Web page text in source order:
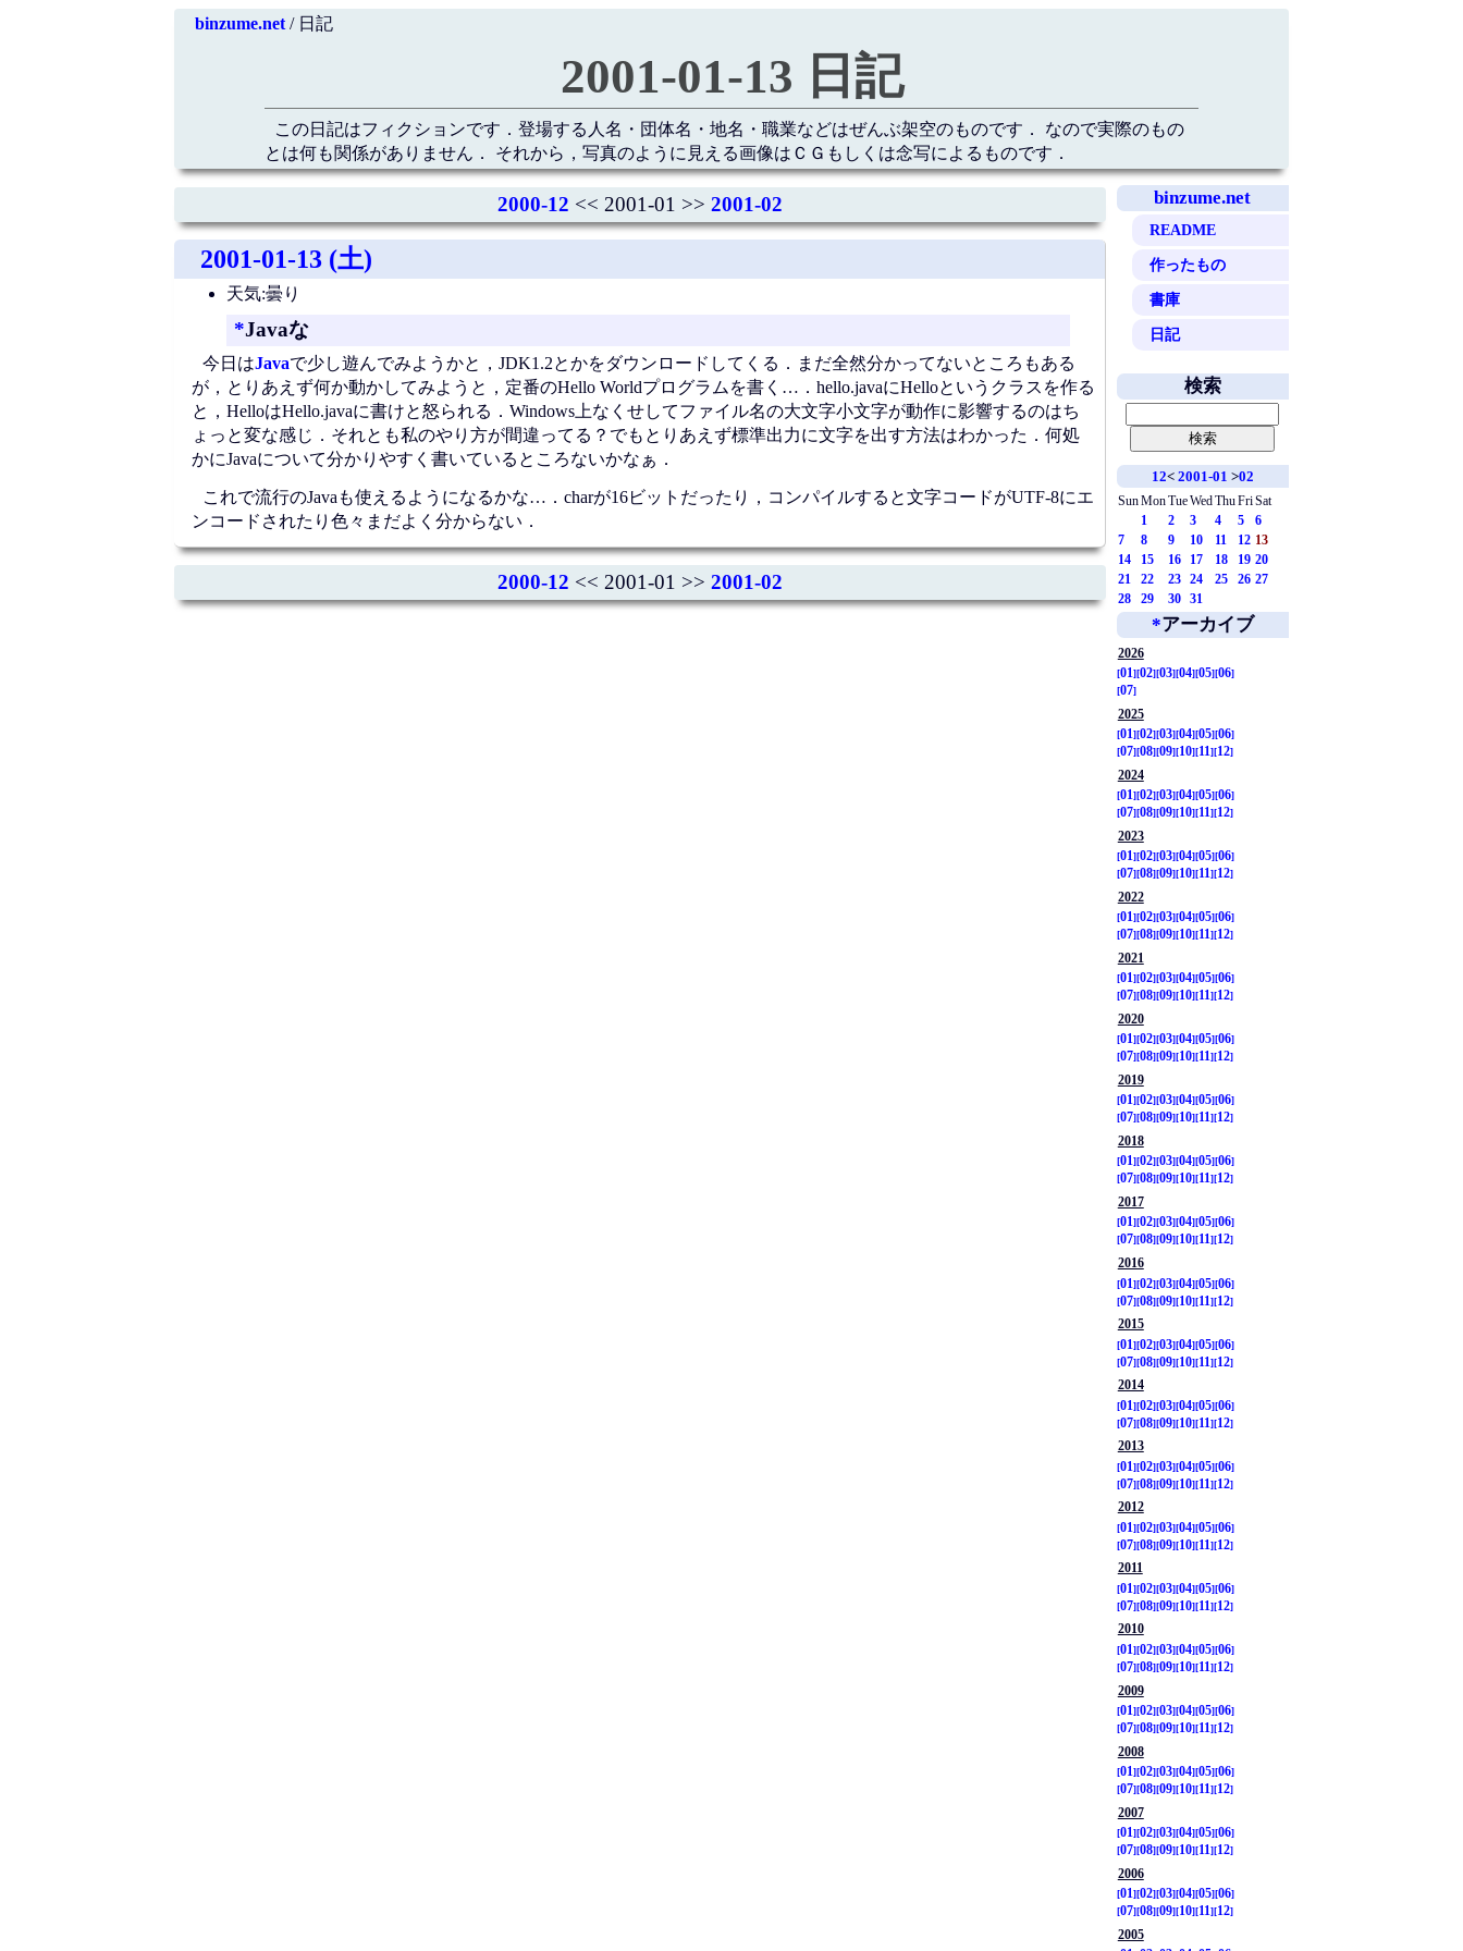
binzume.net/ 日記
2001-01-13 日記
この日記はフィクションです．登場する人名・団体名・地名・職業などはぜんぶ架空のものです． なので実際のもの
とは何も関係がありません． それから，写真のように見える画像はＣＧもしくは念写によるものです．
binzume.net
README
作ったもの
書庫
日記
2000-12 << 2001-01 >> 2001-02
2001-01-13 (土)
天気:曇り
*Javaな
今日はJavaで少し遊んでみようかと，JDK1.2とかをダウンロードしてくる．まだ全然分かってないところもある
が，とりあえず何か動かしてみようと，定番のHello Worldプログラムを書く…．hello.javaにHelloというクラスを作る
と，HelloはHello.javaに書けと怒られる．Windows上なくせしてファイル名の大文字小文字が動作に影響するのはち
ょっと変な感じ．それとも私のやり方が間違ってる？でもとりあえず標準出力に文字を出す方法はわかった．何処
かにJavaについて分かりやすく書いているところないかなぁ．
これで流行のJavaも使えるようになるかな…．charが16ビットだったり，コンパイルすると文字コードがUTF-8にエ
ンコードされたり色々まだよく分からない．
2000-12 << 2001-01 >> 2001-02
検索
12< 2001-01 >02
SunMonTueWed ThuFriSat
1
2 3 4 5
6
7
8 9 10 11 12 13
14
15 16 17 18 19 20
21
22 23 24 25 26 27
28
29 30 31
*アーカイブ
2026
01
02 03 04 05 06
07
2025
01
02 03 04 05 06
07 08 09 10 11
12
2024
01
02 03 04 05 06
07 08 09 10 11
12
2023
01
02 03 04 05 06
07 08 09 10 11
12
2022
01
02 03 04 05 06
07 08 09 10 11
12
2021
01
02 03 04 05 06
07 08 09 10 11
12
2020
01
02 03 04 05 06
07 08 09 10 11
12
2019
01
02 03 04 05 06
07 08 09 10 11
12
2018
01 02 03 04 05 06
07 08 09 10 11 12
2017
01 02 03 04 05 06
07 08 09 10 11 12
2016
01
02 03 04 05 06
07 08 09 10 11
12
2015
01
02 03 04 05 06
07 08 09 10 11
12
2014
01
02 03 04 05 06
07 08 09 10 11
12
2013
01
02 03 04 05 06
07 08 09 10 11
12
2012
01
02 03 04 05 06
07 08 09 10 11
12
2011
01
02 03 04 05 06
07 08 09 10 11
12
2010
01
02 03 04 05 06
07 08 09 10 11
12
2009
01
02 03 04 05 06
07 08 09 10 11
12
2008
01
02 03 04 05 06
07 08 09 10 11
12
2007
01
02 03 04 05 06
07 08 09 10 11
12
2006
01
02 03 04 05 06
07 08 09 10 11
12
2005